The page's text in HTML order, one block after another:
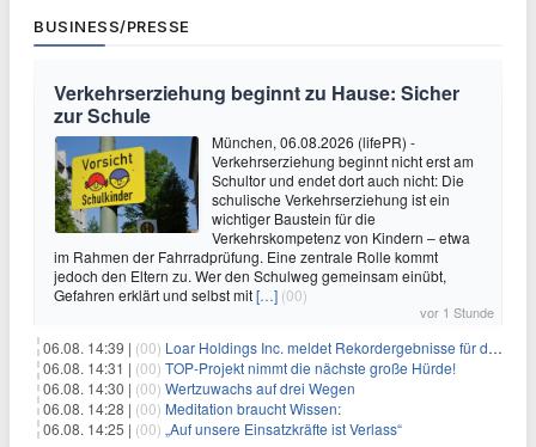
BUSINESS/PRESSE
Verkehrserziehung beginnt zu Hause: Sicher
zur Schule
München, 06.08.2026 (lifePR) -
Verkehrserziehung beginnt nicht erst am
Schultor und endet dort auch nicht: Die
schulische Verkehrserziehung ist ein
wichtiger Baustein für die
Verkehrskompetenz von Kindern – etwa
im Rahmen der Fahrradprüfung. Eine zentrale Rolle kommt
jedoch den Eltern zu. Wer den Schulweg gemeinsam einübt,
Gefahren erklärt und selbst mit[…] (00)
vor 1 Stunde
06.08. 14:39 | (00) Loar Holdings Inc. meldet Rekordergebnisse für das zweite Quartal 2026 und eine Aufwärtskorrektur des Ausblicks für 2026
06.08. 14:31 | (00) TOP-Projekt nimmt die nächste große Hürde!
06.08. 14:30 | (00) Wertzuwachs auf drei Wegen
06.08. 14:28 | (00) Meditation braucht Wissen:
06.08. 14:25 | (00) „Auf unsere Einsatzkräfte ist Verlass“